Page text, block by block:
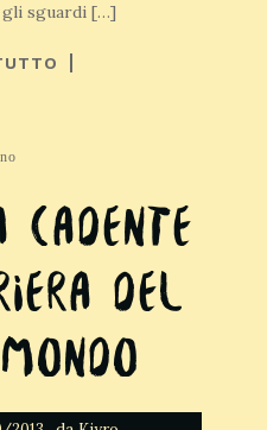
gli sguardi […]
del